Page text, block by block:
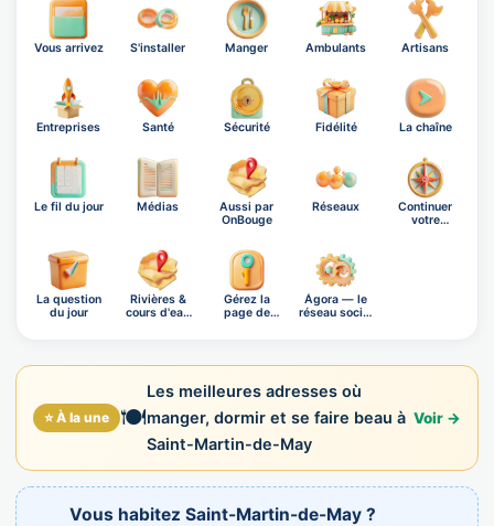
Vous arrivez S'installer Manger Ambulants Artisans
Entreprises Santé Sécurité Fidélité La chaîne
Le fil du jour Médias
Aussi par
OnBouge
Réseaux
Continuer
votre
La question
du jour
Rivières &
cours d'eau
Gérez la
page de
Ágora — le
réseau social
⭐ À la une 🍽️
Les meilleures adresses où
manger, dormir et se faire beau à
Saint-Martin-de-May
Voir →
Vous habitez Saint-Martin-de-May ?